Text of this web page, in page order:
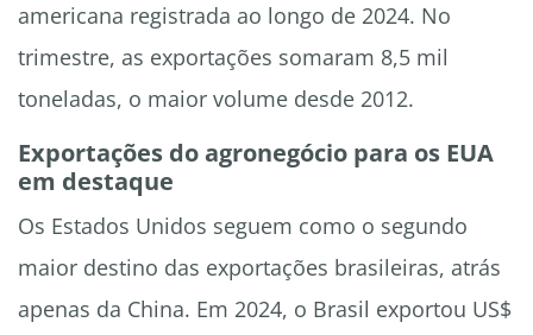
americana registrada ao longo de 2024. No
trimestre, as exportações somaram 8,5 mil
toneladas, o maior volume desde 2012.
Exportações do agronegócio para os EUA
em destaque
Os Estados Unidos seguem como o segundo
maior destino das exportações brasileiras, atrás
apenas da China. Em 2024, o Brasil exportou US$